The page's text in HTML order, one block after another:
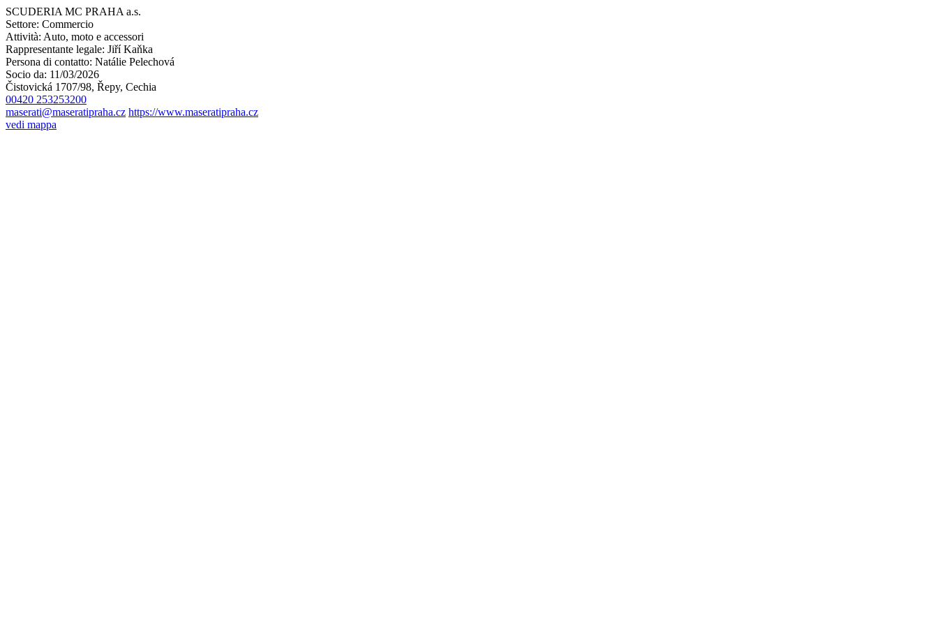
SCUDERIA MC PRAHA a.s.
Settore: Commercio
Attività: Auto, moto e accessori
Rappresentante legale: Jiří Kaňka
Persona di contatto: Natálie Pelechová
Socio da: 11/03/2026
Čistovická 1707/98, Řepy, Cechia
00420 253253200
maserati@maseratipraha.cz https://www.maseratipraha.cz
vedi mappa